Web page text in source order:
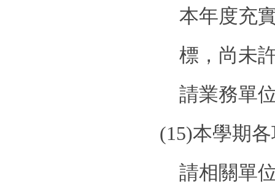
本年度充
標，尚未
請業務單
(15)本學期
請相關單